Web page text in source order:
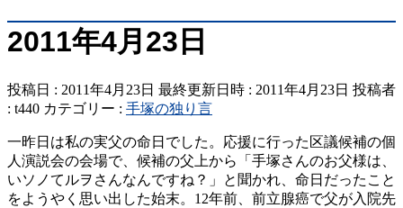
2011年4月23日
投稿日 : 2011年4月23日 最終更新日時 : 2011年4月23日 投稿者
: t440 カテゴリー : 手塚の独り言
一昨日は私の実父の命日でした。応援に行った区議候補の個
人演説会の会場で、候補の父上から「手塚さんのお父様は、
いソノてルヲさんなんですね？」と聞かれ、命日だったこと
をようやく思い出した始末。12年前、前立腺癌で父が入院先